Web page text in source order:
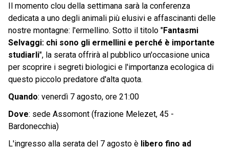
Il momento clou della settimana sarà la conferenza
dedicata a uno degli animali più elusivi e affascinanti delle
nostre montagne: l'ermellino. Sotto il titolo "Fantasmi
Selvaggi: chi sono gli ermellini e perché è importante
studiarli", la serata offrirà al pubblico un'occasione unica
per scoprire i segreti biologici e l'importanza ecologica di
questo piccolo predatore d'alta quota.
Quando: venerdì 7 agosto, ore 21:00
Dove: sede Assomont (frazione Melezet, 45 -
Bardonecchia)
L'ingresso alla serata del 7 agosto è libero fino ad